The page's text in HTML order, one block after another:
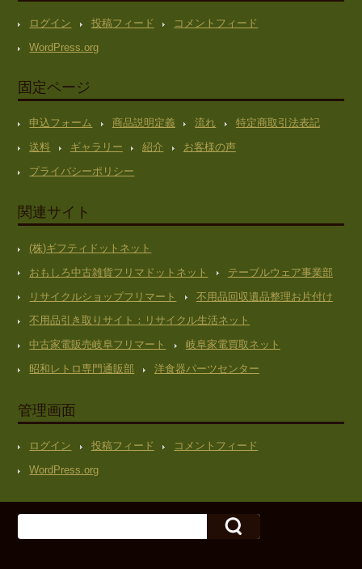
ログイン 投稿フィード
コメントフィード
WordPress.org
固定ページ
申込フォーム 商品説明定義 流れ
特定商取引法表記
送料
ギャラリー 紹介
お客様の声
プライバシーポリシー
関連サイト
(株)ギフティドットネット
おもしろ中古雑貨フリマドットネット
テーブルウェア事業部
リサイクルショップフリマート
不用品回収遺品整理お片付け
不用品引き取りサイト：リサイクル生活ネット
中古家電販売岐阜フリマート
岐阜家電買取ネット
昭和レトロ専門通販部
洋食器パーツセンター
管理画面
ログイン 投稿フィード
コメントフィード
WordPress.org